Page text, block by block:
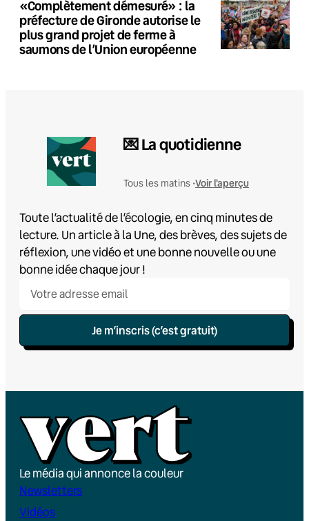
«Complètement démesuré» : la
préfecture de Gironde autorise le
plus grand projet de ferme à
saumons de l’Union européenne
💌 La quotidienne
Tous les matins •Voir l'aperçu
Toute l’actualité de l’écologie, en cinq minutes de
lecture. Un article à la Une, des brèves, des sujets de
réflexion, une vidéo et une bonne nouvelle ou une
bonne idée chaque jour !
Je m’inscris (c’est gratuit)
Le média qui annonce la couleur
Newsletters
Vidéos